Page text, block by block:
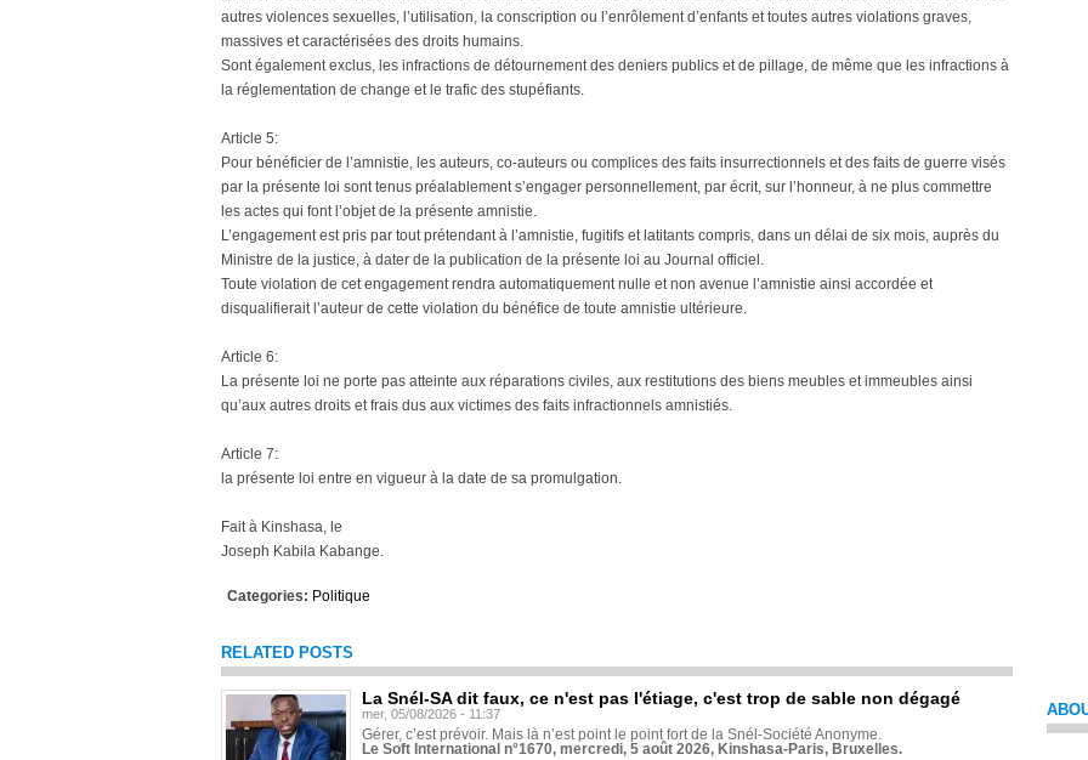
autres violences sexuelles, l’utilisation, la conscription ou l’enrôlement d’enfants et toutes autres violations graves,
massives et caractérisées des droits humains.
Sont également exclus, les infractions de détournement des deniers publics et de pillage, de même que les infractions à
la réglementation de change et le trafic des stupéfiants.
Article 5:
Pour bénéficier de l’amnistie, les auteurs, co-auteurs ou complices des faits insurrectionnels et des faits de guerre visés
par la présente loi sont tenus préalablement s’engager personnellement, par écrit, sur l’honneur, à ne plus commettre
les actes qui font l’objet de la présente amnistie.
L’engagement est pris par tout prétendant à l’amnistie, fugitifs et latitants compris, dans un délai de six mois, auprès du
Ministre de la justice, à dater de la publication de la présente loi au Journal officiel.
Toute violation de cet engagement rendra automatiquement nulle et non avenue l’amnistie ainsi accordée et
disqualifierait l’auteur de cette violation du bénéfice de toute amnistie ultérieure.
Article 6:
La présente loi ne porte pas atteinte aux réparations civiles, aux restitutions des biens meubles et immeubles ainsi
qu’aux autres droits et frais dus aux victimes des faits infractionnels amnistiés.
Article 7:
la présente loi entre en vigueur à la date de sa promulgation.
Fait à Kinshasa, le
Joseph Kabila Kabange.
Categories: Politique
RELATED POSTS
La Snél-SA dit faux, ce n'est pas l'étiage, c'est trop de sable non dégagé
mer, 05/08/2026 - 11:37
Gérer, c’est prévoir. Mais là n’est point le point fort de la Snél-Société Anonyme.
Le Soft International n°1670, mercredi, 5 août 2026, Kinshasa-Paris, Bruxelles.